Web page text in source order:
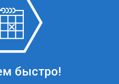
быстро!